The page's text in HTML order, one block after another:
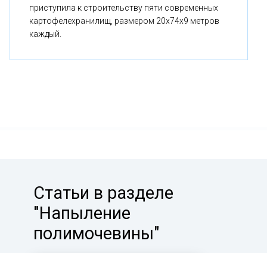
приступила к строительству пяти современных
картофелехранилищ, размером 20x74x9 метров
каждый.
Статьи в разделе
"Напыление
полимочевины"